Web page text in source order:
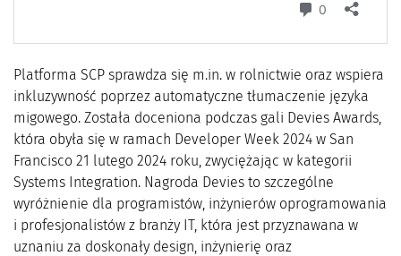
Platforma SCP sprawdza się m.in. w rolnictwie oraz wspiera
inkluzywność poprzez automatyczne tłumaczenie języka
migowego. Została doceniona podczas gali Devies Awards,
która obyła się w ramach Developer Week 2024 w San
Francisco 21 lutego 2024 roku, zwyciężając w kategorii
Systems Integration. Nagroda Devies to szczególne
wyróżnienie dla programistów, inżynierów oprogramowania
i profesjonalistów z branży IT, która jest przyznawana w
uznaniu za doskonały design, inżynierię oraz